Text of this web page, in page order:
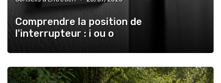
Comprendre la position de
l'interrupteur : i ou o